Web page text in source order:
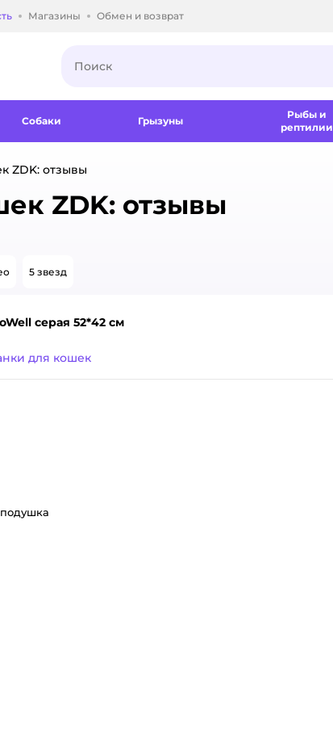
доставки.
Магазины Обмен и возврат
Собаки Грызуны
Рыбы и
рептилии
ZDK: отзывы
ZDK: отзывы
5 звезд
серая 52*42 см
для кошек